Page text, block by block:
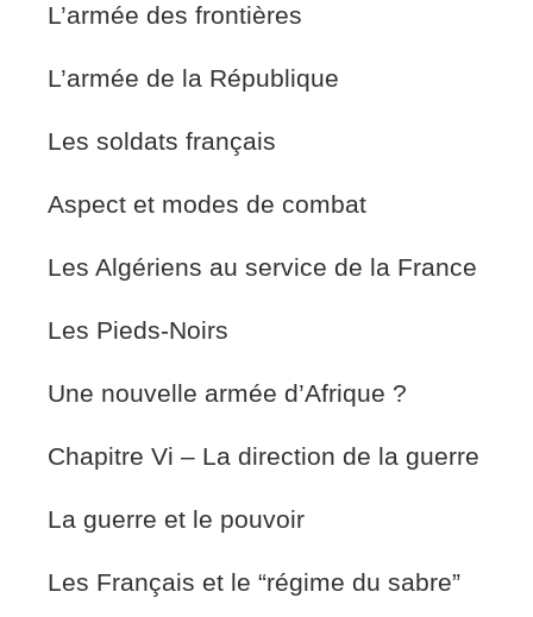
L’armée des frontières
L’armée de la République
Les soldats français
Aspect et modes de combat
Les Algériens au service de la France
Les Pieds-Noirs
Une nouvelle armée d’Afrique ?
Chapitre Vi – La direction de la guerre
La guerre et le pouvoir
Les Français et le “régime du sabre”